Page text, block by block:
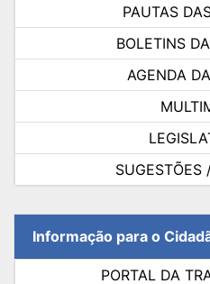
PAUTAS
BOLETINS
AGENDA
SUGESTÕES
Informação para o
PORTAL DA